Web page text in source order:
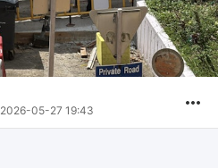
2026-05-27 19:43